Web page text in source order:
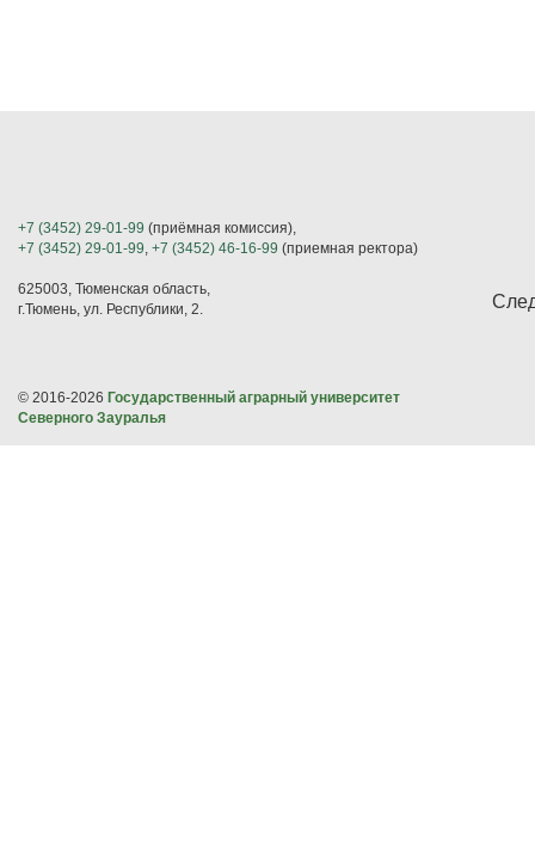
+7 (3452) 29-01-99 (приёмная комиссия),
+7 (3452) 29-01-99, +7 (3452) 46-16-99 (приемная ректора)
625003, Тюменская область,
г.Тюмень, ул. Республики, 2.
© 2016-2026 Государственный аграрный университет
Северного Зауралья